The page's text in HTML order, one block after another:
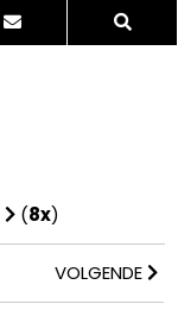
(8x)
VOLGENDE